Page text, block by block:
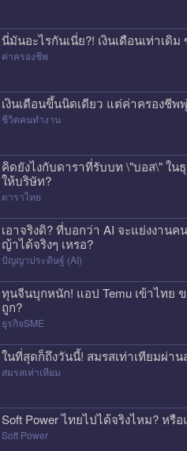
นี่มันอะไรกันเนี่ย?! เงินเดือนเท่าเ
ค่าครองชีพ
เงินเดือนขึ้นนิดเดียว แต่ค่าครองชี
ชีวิตคนทำงาน
คิดยังไงกับดาราที่รับบท \"บอส\" ใน
ให้บริษัท?
ดาราไทย
เอาจริงดิ? ที่บอกว่า AI จะแย่งงาน
ญ้าได้จริงๆ เหรอ?
ปัญญาประดิษฐ์ (AI)
ทุนจีนบุกหนัก! แอป Temu เข้าไทย
ถูก?
ธุรกิจSME
ในที่สุดก็ถึงวันนี้! สมรสเท่าเทียมผ่
สมรสเท่าเทียม
Soft Power ไทยไปได้จริงไหม? ห
Soft Power